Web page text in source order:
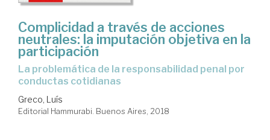
Complicidad a través de acciones
neutrales: la imputación objetiva en la
participación
la problemática de la responsabilidad penal por
conductas cotidianas
Greco, Luís
Editorial Hammurabi. Buenos Aires, 2018